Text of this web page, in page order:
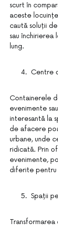
scurt în
aceste
caută soluții
sau
lung.
Centre
Containerele
evenimente
interesantă la
de afacere
urbane, unde
ridicată. Prin
evenimente,
diferite pentru
Spații